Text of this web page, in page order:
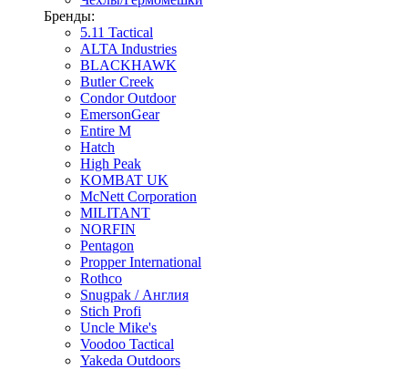
Бренды:
5.11 Tactical
ALTA Industries
BLACKHAWK
Butler Creek
Condor Outdoor
EmersonGear
Entire M
Hatch
High Peak
KOMBAT UK
McNett Corporation
MILITANT
NORFIN
Pentagon
Propper International
Rothco
Snugpak / Англия
Stich Profi
Uncle Mike's
Voodoo Tactical
Yakeda Outdoors